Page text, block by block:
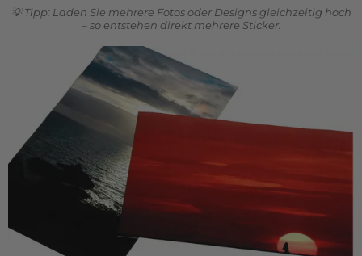
Fußmatte
Bodenmatte
Custom skateboard deck
Über uns
Impressum
💡 Tipp: Laden Sie mehrere Fotos oder Designs gleichzeitig hoch
– so entstehen direkt mehrere Sticker.